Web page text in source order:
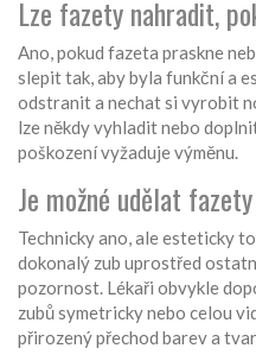
Lze fazety nahradit,
Ano, pokud fazeta praskne
slepit tak, aby byla funkční a
odstranit a nechat si vyrobit
lze někdy vyhladit nebo
poškození vyžaduje výměnu.
Je možné udělat
Technicky ano, ale esteticky
dokonalý zub uprostřed
pozornost. Lékaři obvykle
zubů symetricky nebo celou
přirozený přechod barev a